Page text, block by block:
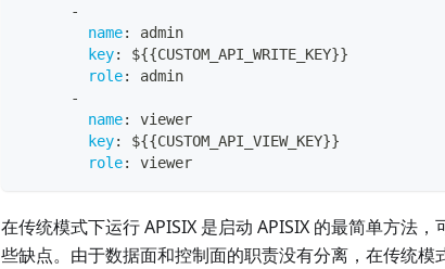
-
name:
admin
key: ${{CUSTOM_API_WRITE_KEY}}
role:
admin
-
name:
viewer
key: ${{CUSTOM_API_VIEW_KEY}}
role: viewer
在传统模式下运行 APISIX 是启动 APISIX 的最简单方法
些缺点。由于数据面和控制面的职责没有分离，在传统模